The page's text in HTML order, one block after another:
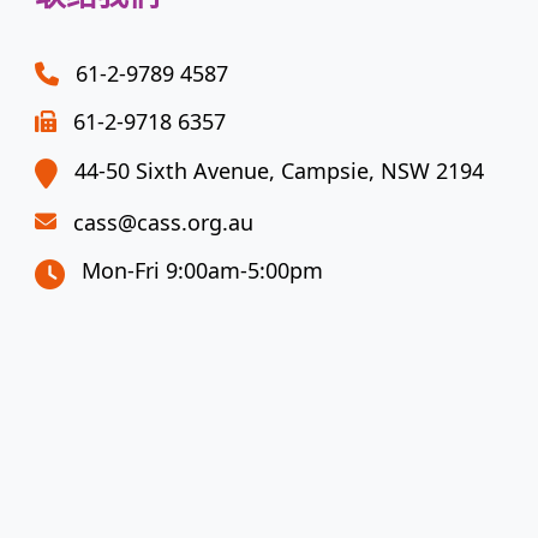
61-2-9789 4587
61-2-9718 6357
44-50 Sixth Avenue, Campsie, NSW 2194
cass@cass.org.au
Mon-Fri 9:00am-5:00pm